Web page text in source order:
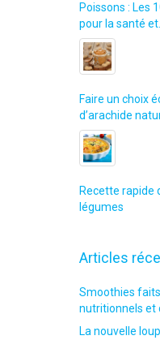
Poissons : Les
pour la santé et…
Faire un choix
d’arachide
Recette rapide
légumes
Articles
Smoothies
nutritionnels et
La nouvelle